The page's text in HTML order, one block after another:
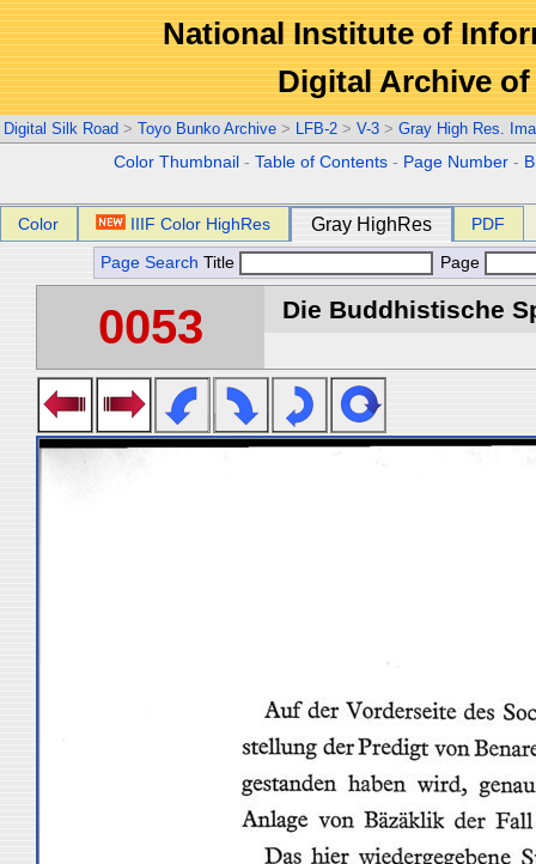
National Institute of
Digital Archive
Digital Silk Road > Toyo Bunko Archive > LFB-2 > V-3 > Gray High Res.
Color Thumbnail -Table of Contents - Page Number -
Color IIIF Color HighRes Gray HighRes PDF
Page Search Title Page
0053 Die Buddhistische